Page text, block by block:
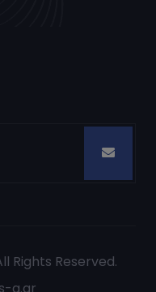
Rights Reserved.